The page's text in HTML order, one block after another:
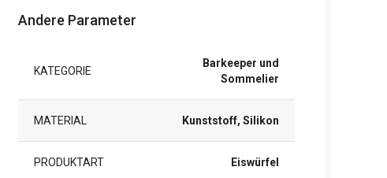
Andere Parameter
KATEGORIE
Barkeeper und
Sommelier
MATERIAL Kunststoff, Silikon
PRODUKTART Eiswürfel